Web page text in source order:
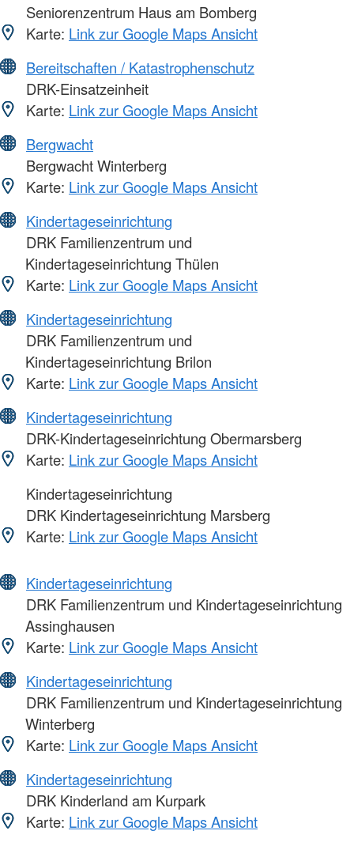
Seniorenzentrum Haus am Bomberg
Karte: Link zur Google Maps Ansicht
Bereitschaften / Katastrophenschutz
DRK-Einsatzeinheit
Karte: Link zur Google Maps Ansicht
Bergwacht
Bergwacht Winterberg
Karte: Link zur Google Maps Ansicht
Kindertageseinrichtung
DRK Familienzentrum und
Kindertageseinrichtung Thülen
Karte: Link zur Google Maps Ansicht
Kindertageseinrichtung
DRK Familienzentrum und
Kindertageseinrichtung Brilon
Karte: Link zur Google Maps Ansicht
Kindertageseinrichtung
DRK-Kindertageseinrichtung Obermarsberg
Karte: Link zur Google Maps Ansicht
Kindertageseinrichtung
DRK Kindertageseinrichtung Marsberg
Karte: Link zur Google Maps Ansicht
Kindertageseinrichtung
DRK Familienzentrum und Kindertageseinrichtung
Assinghausen
Karte: Link zur Google Maps Ansicht
Kindertageseinrichtung
DRK Familienzentrum und Kindertageseinrichtung
Winterberg
Karte: Link zur Google Maps Ansicht
Kindertageseinrichtung
DRK Kinderland am Kurpark
Karte: Link zur Google Maps Ansicht